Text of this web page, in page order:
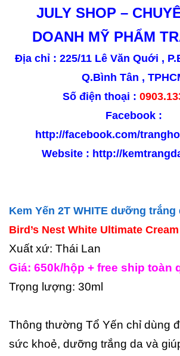
JULY SHOP –
DOANH MỸ PHẨM
Địa chỉ : 225/11 Lê Văn Quới ,
Q.Bình Tân ,
Số điện thoại :
Facebook :
http://facebook.com/
Website : http://
Kem Yến 2T WHITE dưỡng trắng
Bird’s Nest White Ultimate Cream
Xuất xứ: Thái Lan
Giá: 650k/hộp + free ship toàn
Trọng lượng: 30ml
Thông thường Tổ Yến chỉ dùng
sức khoẻ, dưỡng trắng da và